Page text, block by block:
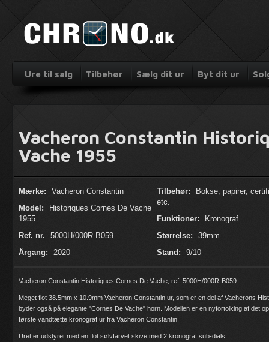
Ure til salg Tilbehør Sælg dit ur Byt dit ur
Vacheron Constantin
Vache 1955
Mærke:
Vacheron Constantin
Model:
Historiques Cornes De Vache
1955
Ref. nr.
5000H/000R-B059
Årgang:
2020
Tilbehør:
Bokse, papirer,
etc.
Funktioner:
Kronograf
Størrelse:
39mm
Stand:
9/10
Vacheron Constantin Historiques Cornes De Vache, ref. 5000H/000R-B059.
Meget flot 38.5mm x 10.9mm Vacheron Constantin ur, som er en del af Vacherons
byder også på elegante "Cornes De Vache" horn. Modellen er en nyfortolking af det
første vandtætte kronograf ur fra Vacheron Constantin.
Uret er udstyret med en flot sølvfarvet skive med 2 kronograf sub-dials.